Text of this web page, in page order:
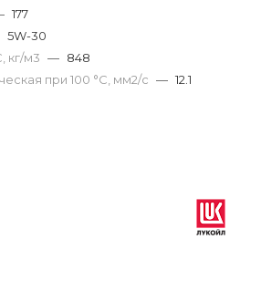
177
5W-30
кг/м3 — 848
при 100 °С, мм2/с — 12.1